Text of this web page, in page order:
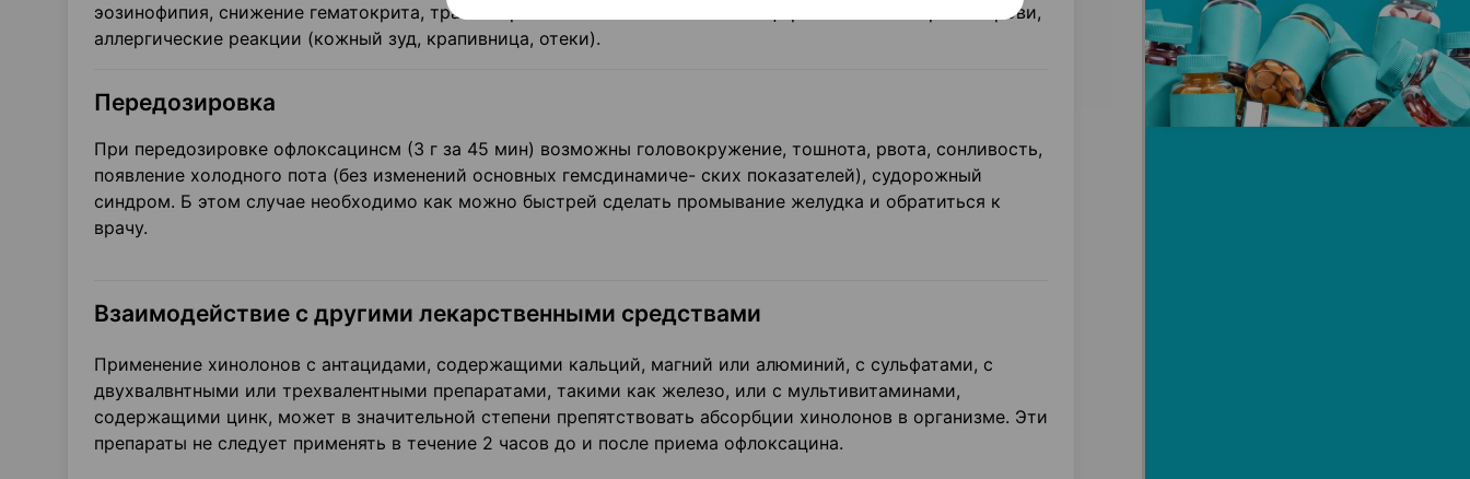
эозинофипия, снижение гематокрита, транзиторное повышение печеночных ферментов в сыворотке крови,
аллерги­ческие реакции (кожный зуд, крапивница, отеки).
Передозировка
При передозировке офлоксацинсм (3 г за 45 мин) возможны головокружение, тошнота, рвота, сонливость,
появление холодного пота (без изменений основных гемсдинамиче- ских показателей), судорожный
синдром. Б этом случае необходимо как можно быстрей сделать промывание желудка и обратиться к
врачу.
Взаимодействие с другими лекарственными средствами
Применение хинолонов с антацидами, содержащими кальций, магний или алюминий, с сульфатами, с
двухвалвнтными или трехвалентными препаратами, такими как железо, или с мультивитаминами,
содержащими цинк, может в значительной степени препятст­вовать абсорбции хинолонов в организме. Эти
препараты не следует применять в тече­ние 2 часов до и после приема офлоксацина.